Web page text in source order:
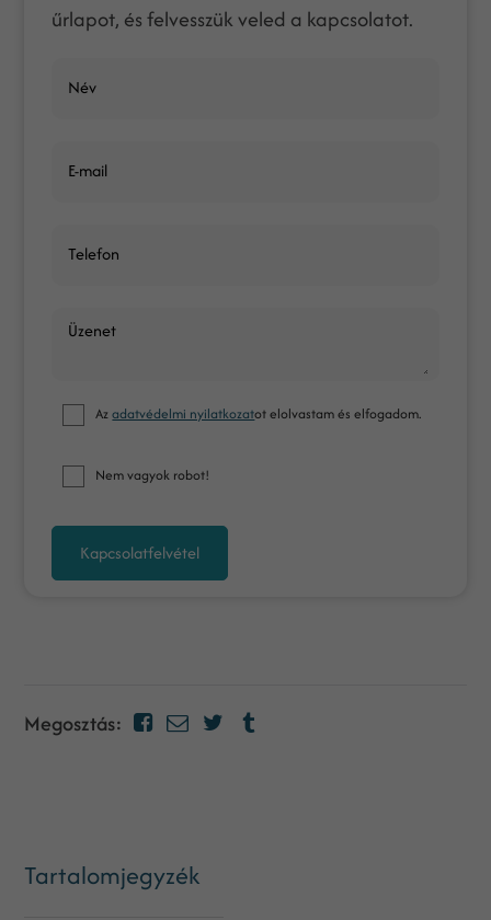
űrlapot, és felvesszük veled a kapcsolatot.
Név
E-mail
Telefon
Üzenet
Azadatvédelmi nyilatkozatot elolvastam és elfogadom.
Nem vagyok robot!
Kapcsolatfelvétel
Megosztás:
Tartalomjegyzék